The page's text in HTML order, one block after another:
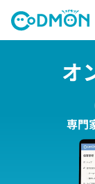
オ
専門